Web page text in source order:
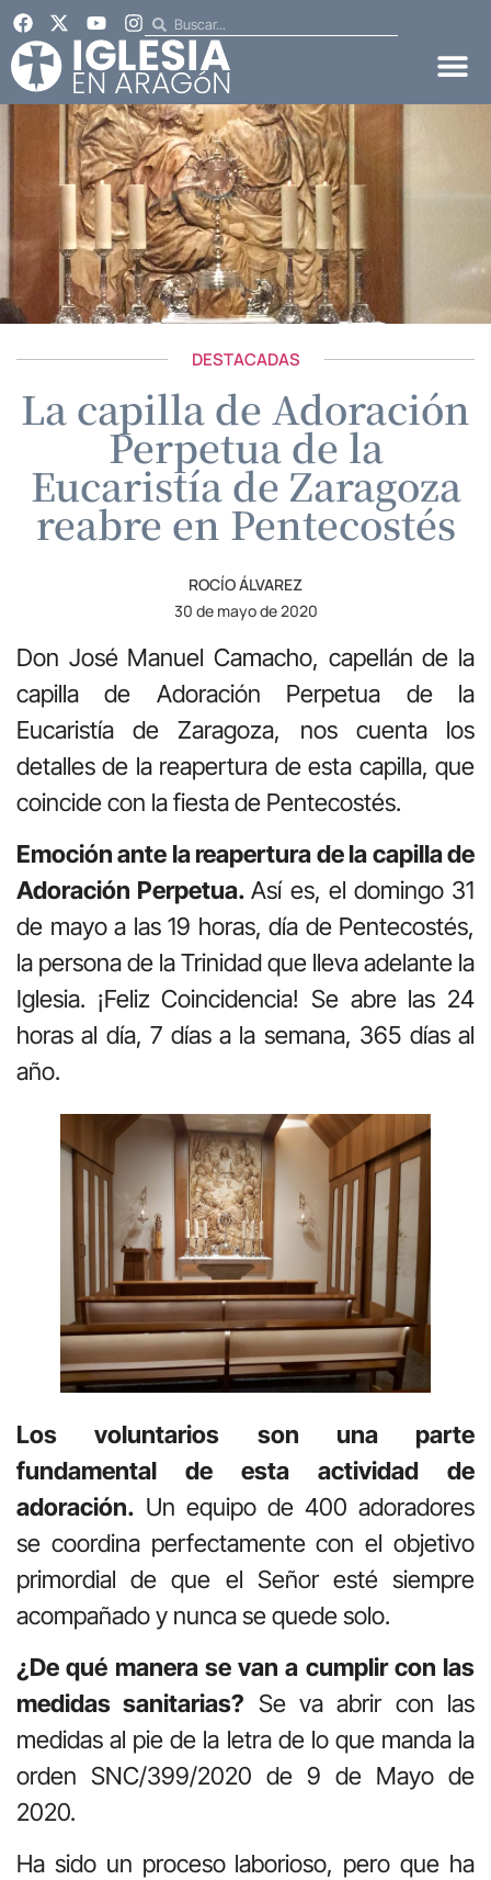
DESTACADAS
La capilla de Adoración
Perpetua de la
Eucaristía de Zaragoza
reabre en Pentecostés
ROCÍO ÁLVAREZ
30 de mayo de 2020
Don José Manuel Camacho, capellán de la
capilla de Adoración Perpetua de la
Eucaristía de Zaragoza, nos cuenta los
detalles de la reapertura de esta capilla, que
coincide con la fiesta de Pentecostés.
Emoción ante la reapertura de la capilla de
Adoración Perpetua.Así es, el domingo 31
de mayo a las 19 horas, día de Pentecostés,
la persona de la Trinidad que lleva adelante la
Iglesia. ¡Feliz Coincidencia! Se abre las 24
horas al día, 7 días a la semana, 365 días al
año.
Los voluntarios son una parte
fundamental de esta actividad de
adoración. Un equipo de 400 adoradores
se coordina perfectamente con el objetivo
primordial de que el Señor esté siempre
acompañado y nunca se quede solo.
¿De qué manera se van a cumplir con las
medidas sanitarias? Se va abrir con las
medidas al pie de la letra de lo que manda la
orden SNC/399/2020 de 9 de Mayo de
2020.
Ha sido un proceso laborioso, pero que ha